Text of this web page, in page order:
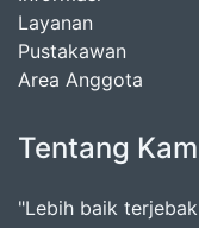
Layanan
Pustakawan
Area Anggota
Tentang
"Lebih baik